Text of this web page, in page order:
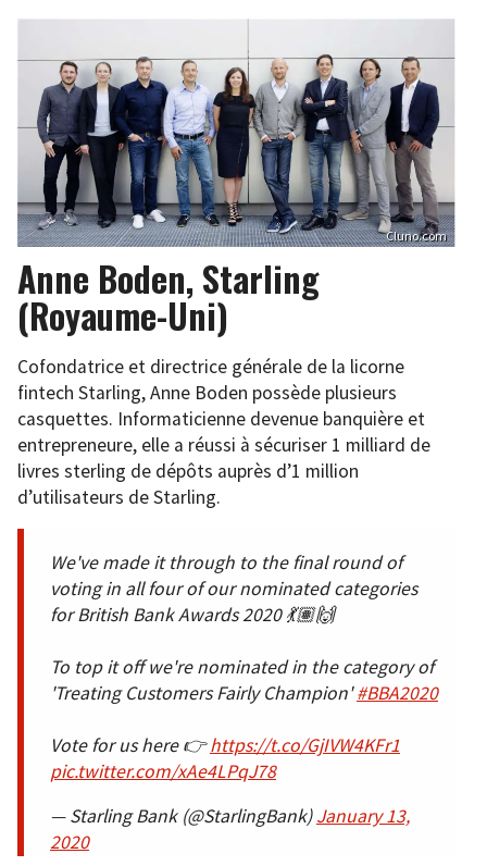
Cluno.com
Anne Boden, Starling
(Royaume-Uni)
Cofondatrice et directrice générale de la licorne
fintech Starling, Anne Boden possède plusieurs
casquettes. Informaticienne devenue banquière et
entrepreneure, elle a réussi à sécuriser 1 milliard de
livres sterling de dépôts auprès d’1 million
d’utilisateurs de Starling.
We've made it through to the final round of
voting in all four of our nominated categories
for British Bank Awards 2020 💃🏽🙌
To top it off we're nominated in the category of
'Treating Customers Fairly Champion'#BBA2020
Vote for us here 👉https://t.co/GjIVW4KFr1
pic.twitter.com/xAe4LPqJ78
— Starling Bank (@StarlingBank)January 13,
2020